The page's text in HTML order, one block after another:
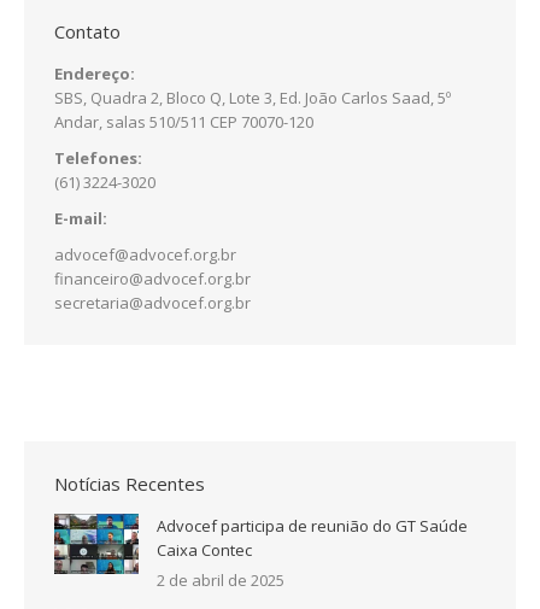
Contato
Endereço:
SBS, Quadra 2, Bloco Q, Lote 3, Ed. João Carlos Saad, 5º
Andar, salas 510/511 CEP 70070-120
Telefones:
(61) 3224-3020
E-mail:
advocef@advocef.org.br
financeiro@advocef.org.br
secretaria@advocef.org.br
Notícias Recentes
Advocef participa de reunião do GT Saúde
Caixa Contec
2 de abril de 2025